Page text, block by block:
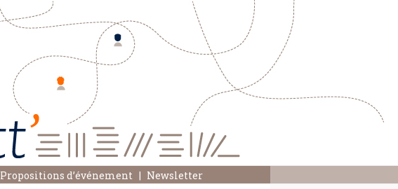
Propositions d’événement Newsletter